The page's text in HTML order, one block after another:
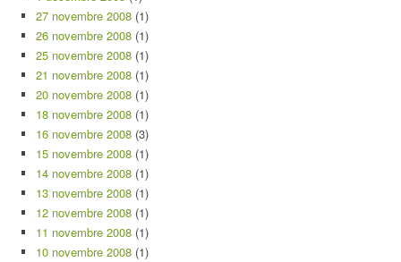
27 novembre 2008 (1)
26 novembre 2008 (1)
25 novembre 2008 (1)
21 novembre 2008 (1)
20 novembre 2008 (1)
18 novembre 2008 (1)
16 novembre 2008 (3)
15 novembre 2008 (1)
14 novembre 2008 (1)
13 novembre 2008 (1)
12 novembre 2008 (1)
11 novembre 2008 (1)
10 novembre 2008 (1)